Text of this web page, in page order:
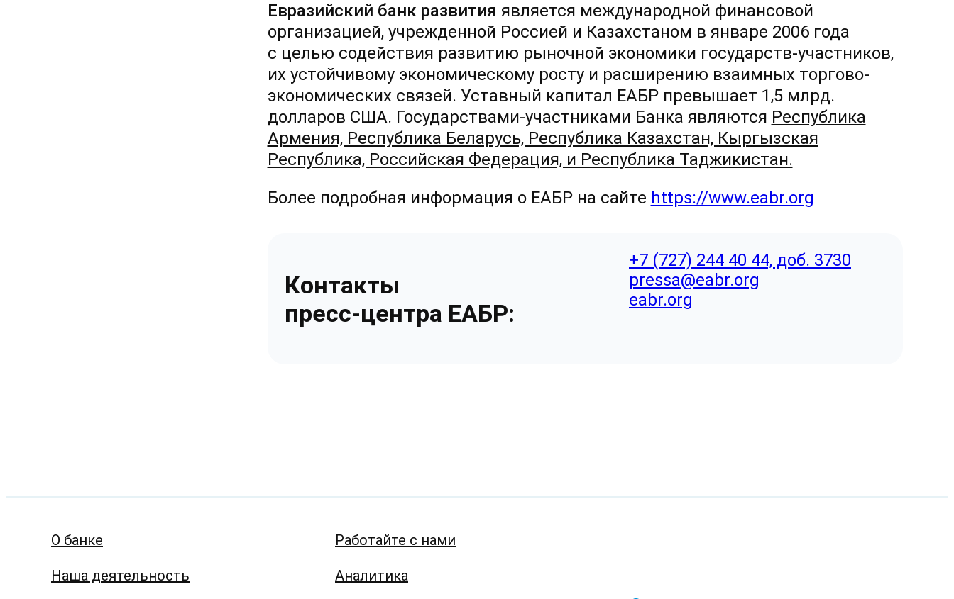
Евразийский банк развития является международной финансовой
организацией, учрежденной Россией и Казахстаном в январе 2006 года
с целью содействия развитию рыночной экономики государств-участников,
их устойчивому экономическому росту и расширению взаимных торгово-
экономических связей. Уставный капитал ЕАБР превышает 1,5 млрд.
долларов США. Государствами-участниками Банка являются Республика
Армения, Республика Беларусь, Республика Казахстан, Кыргызская
Республика, Российская Федерация, и Республика Таджикистан.
Более подробная информация о ЕАБР на сайте https://www.eabr.org
Контакты
пресс-центра ЕАБР:
+7 (727) 244 40 44, доб. 3730
pressa@eabr.org
eabr.org
О банке
Наша деятельность
Работайте с нами
Аналитика